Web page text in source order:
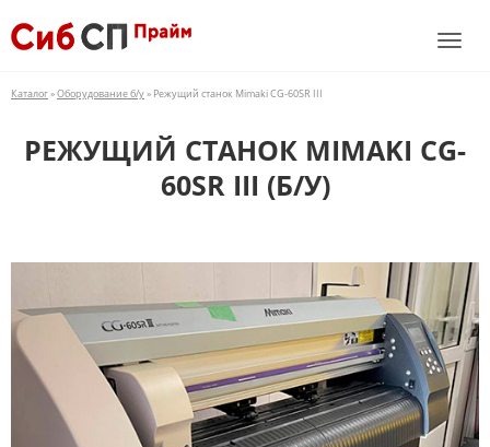
Каталог»Оборудование б/у» Режущий станок Mimaki CG-60SR III
РЕЖУЩИЙ СТАНОК MIMAKI CG-
60SR III (Б/У)